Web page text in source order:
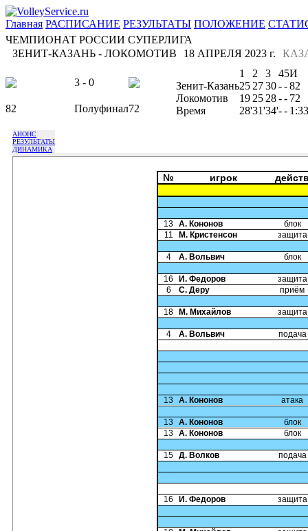
Главная РАСПИСАНИЕ РЕЗУЛЬТАТЫ ПОЛОЖЕНИЕ
ЧЕМПИОНАТ РОССИИ СУПЕРЛИГА
ЗЕНИТ-КАЗАНЬ - ЛОКОМОТИВ
18 АПРЕЛЯ 2023 г.
3 - 0
82 Полуфинал72
1 2 3 45И
Зенит-Казань25 2730--82
Локомотив
19 25 28-- 72
Время
28'31'34'-- 1:33
АНОНС
РЕЗУЛЬТАТЫ
ДИНАМИКА
№ игрок
13 А. Кононов
блок
11
М. Кристенсон защита
4 А. Вольвич блок
16 И. Федоров
защита
6
С. Деру приём
18 М. Михайлов защита
4 А. Вольвич подача
13 А. Кононов атака
13 А. Кононов
блок
13 А. Кононов блок
15 Д. Волков подача
16 И. Федоров защита